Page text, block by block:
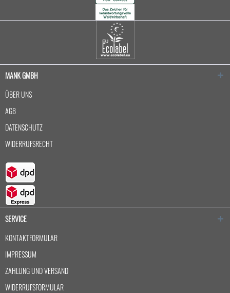
MANK GMBH
ÜBER UNS
AGB
DATENSCHUTZ
WIDERRUFSRECHT
SERVICE
KONTAKTFORMULAR
IMPRESSUM
ZAHLUNG UND VERSAND
WIDERRUFSFORMULAR